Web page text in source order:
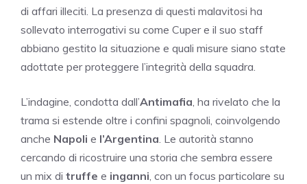
di affari illeciti. La presenza di questi malavitosi ha
sollevato interrogativi su come Cuper e il suo staff
abbiano gestito la situazione e quali misure siano state
adottate per proteggere l’integrità della squadra.
L’indagine, condotta dall’Antimafia , ha rivelato che la
trama si estende oltre i confini spagnoli, coinvolgendo
anche Napoli e l’Argentina . Le autorità stanno
cercando di ricostruire una storia che sembra essere
un mix di truffe e inganni , con un focus particolare su